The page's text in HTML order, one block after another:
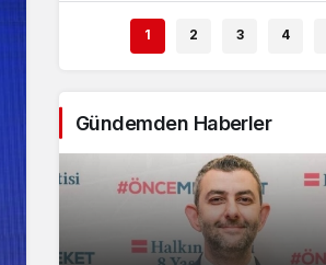
1 2 3 4
Gündemden Haberler